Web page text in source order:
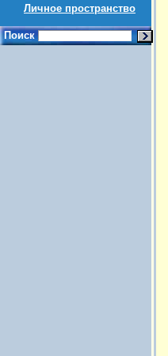
Личное пространство
Поиск